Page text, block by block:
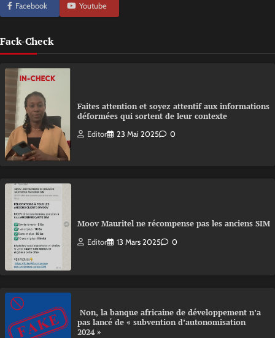
Facebook Youtube
Fack-Check
Faites attention et soyez attentif aux informations
déformées qui sortent de leur contexte
Editor 23 Mai 2025 0
Moov Mauritel ne récompense pas les anciens SIM
Editor 13 Mars 2025 0
Non, la banque africaine de développement n’a
pas lancé de « subvention d’autonomisation
2024 »